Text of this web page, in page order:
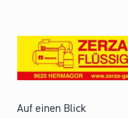
Das sind wir
News & Events
Auf einen Blick